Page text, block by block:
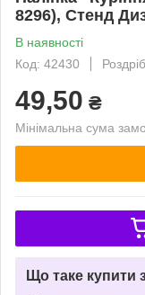
8296), Стенд
В наявності
Код: 42430
Роздріб
49,50 ₴
Мінімальна сума
Що таке купити